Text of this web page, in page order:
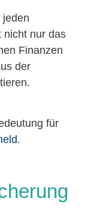
jeden
nicht nur das
Finanzen
der
für
.